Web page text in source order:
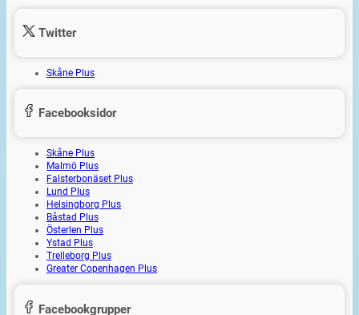
Twitter
Skåne Plus
Facebooksidor
Skåne Plus
Malmö Plus
Falsterbonäset Plus
Lund Plus
Helsingborg Plus
Båstad Plus
Österlen Plus
Ystad Plus
Trelleborg Plus
Greater Copenhagen Plus
Facebookgrupper